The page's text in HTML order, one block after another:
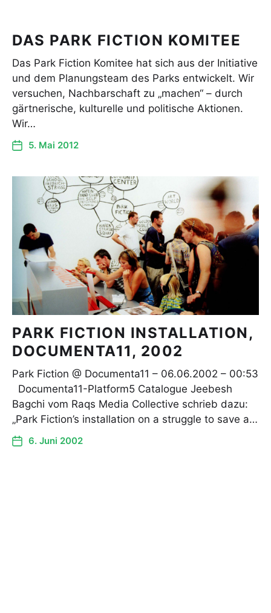
DAS PARK FICTION KOMITEE
Das Park Fiction Komitee hat sich aus der Initiative
und dem Planungsteam des Parks entwickelt. Wir
versuchen, Nachbarschaft zu „machen“ – durch
gärtnerische, kulturelle und politische Aktionen.
Wir…
5. Mai 2012
PARK FICTION INSTALLATION,
DOCUMENTA11, 2002
Park Fiction @ Documenta11 – 06.06.2002 – 00:53
Documenta11-Platform5 Catalogue Jeebesh
Bagchi vom Raqs Media Collective schrieb dazu:
„Park Fiction’s installation on a struggle to save a…
6. Juni 2002